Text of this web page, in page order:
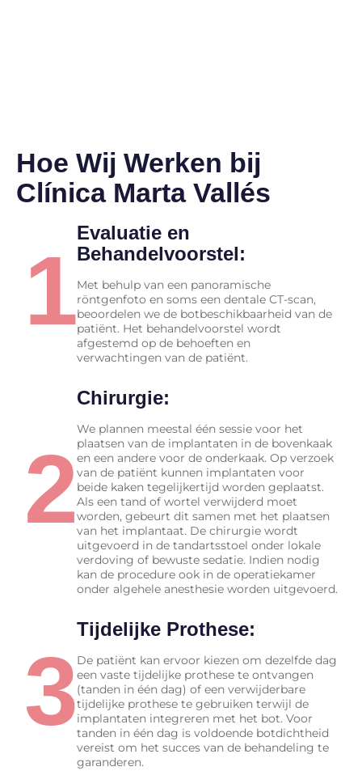
Hoe Wij Werken bij
Clínica Marta Vallés
1
Evaluatie en
Behandelvoorstel:
Met behulp van een panoramische
röntgenfoto en soms een dentale CT-scan,
beoordelen we de botbeschikbaarheid van de
patiënt. Het behandelvoorstel wordt
afgestemd op de behoeften en
verwachtingen van de patiënt.
2
Chirurgie:
We plannen meestal één sessie voor het
plaatsen van de implantaten in de bovenkaak
en een andere voor de onderkaak. Op verzoek
van de patiënt kunnen implantaten voor
beide kaken tegelijkertijd worden geplaatst.
Als een tand of wortel verwijderd moet
worden, gebeurt dit samen met het plaatsen
van het implantaat. De chirurgie wordt
uitgevoerd in de tandartsstoel onder lokale
verdoving of bewuste sedatie. Indien nodig
kan de procedure ook in de operatiekamer
onder algehele anesthesie worden uitgevoerd.
3
Tijdelijke Prothese:
De patiënt kan ervoor kiezen om dezelfde dag
een vaste tijdelijke prothese te ontvangen
(tanden in één dag) of een verwijderbare
tijdelijke prothese te gebruiken terwijl de
implantaten integreren met het bot. Voor
tanden in één dag is voldoende botdichtheid
vereist om het succes van de behandeling te
garanderen.